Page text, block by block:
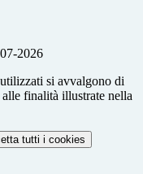
2026
si avvalgono di
finalità illustrate nella
tutti i cookies